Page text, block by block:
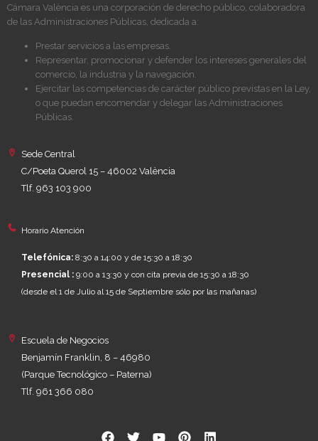
Cámara València es una corporación de derecho público, colaboradora
de las Administraciones Públicas, dedicada a:
Prestar servicios a las empresas.
Representar, promocionar y defender los intereses generales del
comercio, la industria y la navegación.
Ejercitar las competencias de carácter público previstas en la Ley,
o que puedan encomendar y delegar las Administraciones
Públicas.
Sede Central
C/Poeta Querol 15 – 46002 València
Tlf. 963 103 900
Horario Atención
Telefónica: 8:30 a 14:00 y de 15:30 a 18:30
Presencial : 9:00 a 13:30 y con cita previa de 15:30 a 18:30
(desde el 1 de Julio al 15 de Septiembre sólo por las mañanas)
Escuela de Negocios
Benjamín Franklin, 8 – 46980
(Parque Tecnológico – Paterna)
Tlf. 961 366 080